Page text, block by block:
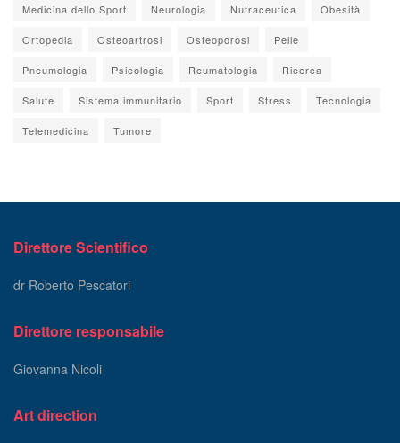
Medicina dello Sport Neurologia Nutraceutica Obesità
Ortopedia Osteoartrosi Osteoporosi Pelle
Pneumologia Psicologia Reumatologia Ricerca
Salute Sistema immunitario Sport Stress Tecnologia
Telemedicina Tumore
Direttore Scientifico
dr Roberto Pescatori
Direttore responsabile
Giovanna Nicoli
Art direction